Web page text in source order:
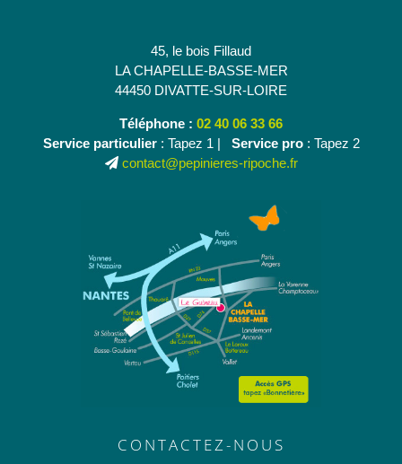
45, le bois Fillaud
LA CHAPELLE-BASSE-MER
44450 DIVATTE-SUR-LOIRE
Téléphone : 02 40 06 33 66
Service particulier: Tapez 1 | Service pro: Tapez 2
contact@pepinieres-ripoche.fr
CONTACTEZ-NOUS